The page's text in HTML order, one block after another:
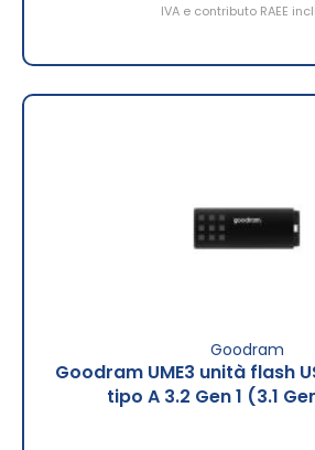
IVA e contributo RAEE
Goodram
Goodram UME3 unità flash
tipo A 3.2 Gen 1 (3.1